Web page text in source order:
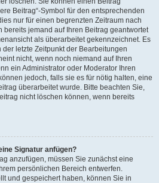
Beitrag“-Symbol für den entsprechenden
nur für einen begrenzten Zeitraum nach
bereits jemand auf Ihren Beitrag geantwortet
als überarbeitet gekennzeichnet. Es
letzte Zeitpunkt der Bearbeitungen
nicht, wenn noch niemand auf Ihren
ein Administrator oder Moderator Ihren
jedoch, falls sie es für nötig halten, eine
überarbeitet wurde. Bitte beachten Sie,
nicht löschen können, wenn bereits
Signatur anfügen?
anzufügen, müssen Sie zunächst eine
persönlichen Bereich entwerfen.
und gespeichert haben, können Sie in